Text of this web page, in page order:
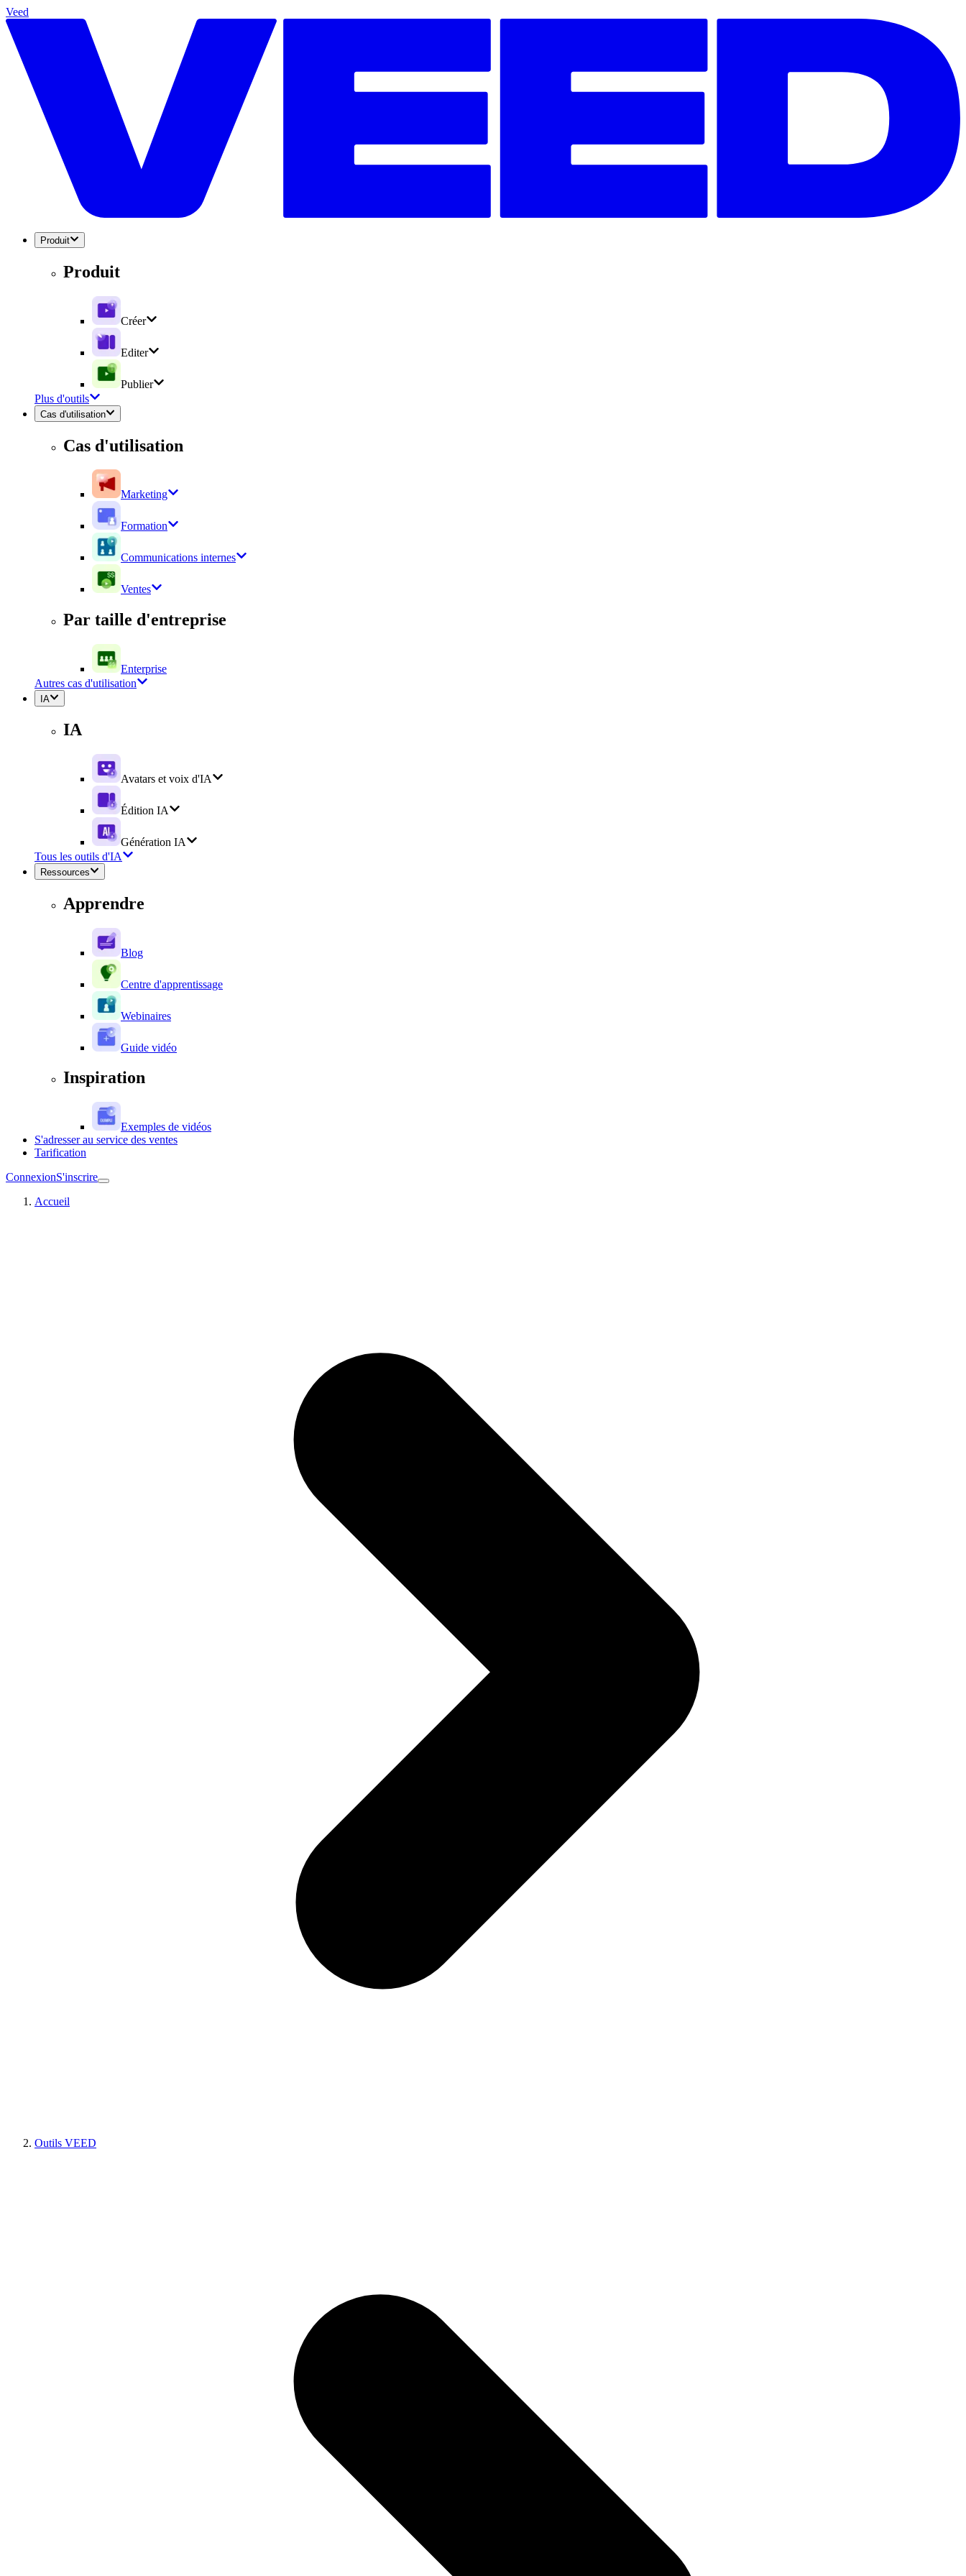
Veed
Produit
Produit
Créer
Editer
Publier
Plus d'outils
Cas d'utilisation
Cas d'utilisation
Marketing
Formation
Communications internes
Ventes
Par taille d'entreprise
Enterprise
Autres cas d'utilisation
IA
IA
Avatars et voix d'IA
Édition IA
Génération IA
Tous les outils d'IA
Ressources
Apprendre
Blog
Centre d'apprentissage
Webinaires
Guide vidéo
Inspiration
Exemples de vidéos
S'adresser au service des ventes
Tarification
ConnexionS'inscrire
Accueil
Outils VEED